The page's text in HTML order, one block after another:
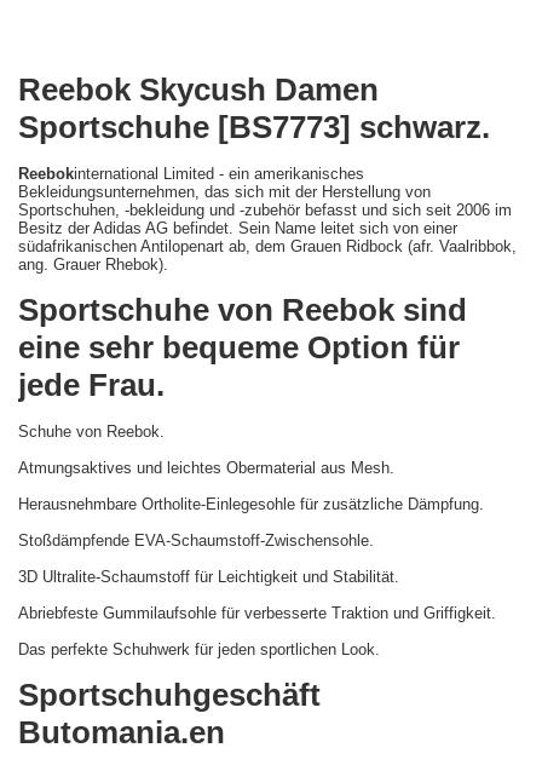
Reebok Skycush Damen
Sportschuhe [BS7773] schwarz.
Reebokinternational Limited - ein amerikanisches
Bekleidungsunternehmen, das sich mit der Herstellung von
Sportschuhen, -bekleidung und -zubehör befasst und sich seit 2006 im
Besitz der Adidas AG befindet. Sein Name leitet sich von einer
südafrikanischen Antilopenart ab, dem Grauen Ridbock (afr. Vaalribbok,
ang. Grauer Rhebok).
Sportschuhe von Reebok sind
eine sehr bequeme Option für
jede Frau.
Schuhe von Reebok.
Atmungsaktives und leichtes Obermaterial aus Mesh.
Herausnehmbare Ortholite-Einlegesohle für zusätzliche Dämpfung.
Stoßdämpfende EVA-Schaumstoff-Zwischensohle.
3D Ultralite-Schaumstoff für Leichtigkeit und Stabilität.
Abriebfeste Gummilaufsohle für verbesserte Traktion und Griffigkeit.
Das perfekte Schuhwerk für jeden sportlichen Look.
Sportschuhgeschäft
Butomania.en